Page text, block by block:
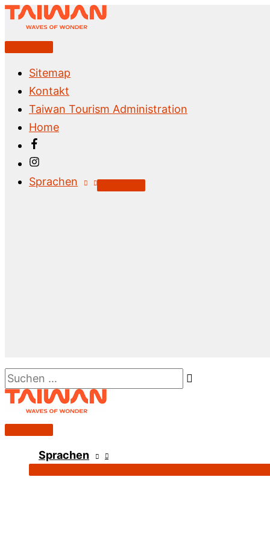
Zum
Inhalt
springenAbove
Sitemap
Kontakt
Taiwan Tourism Administration
Home
Sprachen
Suchen …
Hauptmenü
Sprachen